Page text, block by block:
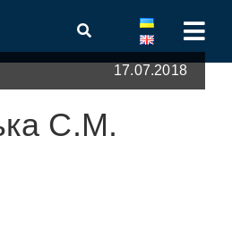
17.07.2018
С.М.